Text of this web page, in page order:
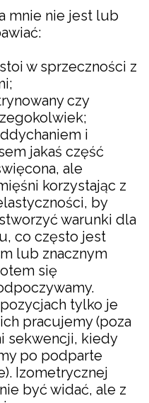
mnie nie jest lub
w sprzeczności z
czy
i
jakaś część
ale
korzystając z
by
warunki dla
co często jest
lub znacznym
się
tylko je
pracujemy (poza
sekwencji, kiedy
po podparte
Izometrycznej
być widać, ale z